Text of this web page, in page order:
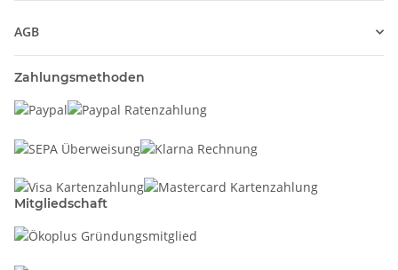
AGB
Zahlungsmethoden
Mitgliedschaft